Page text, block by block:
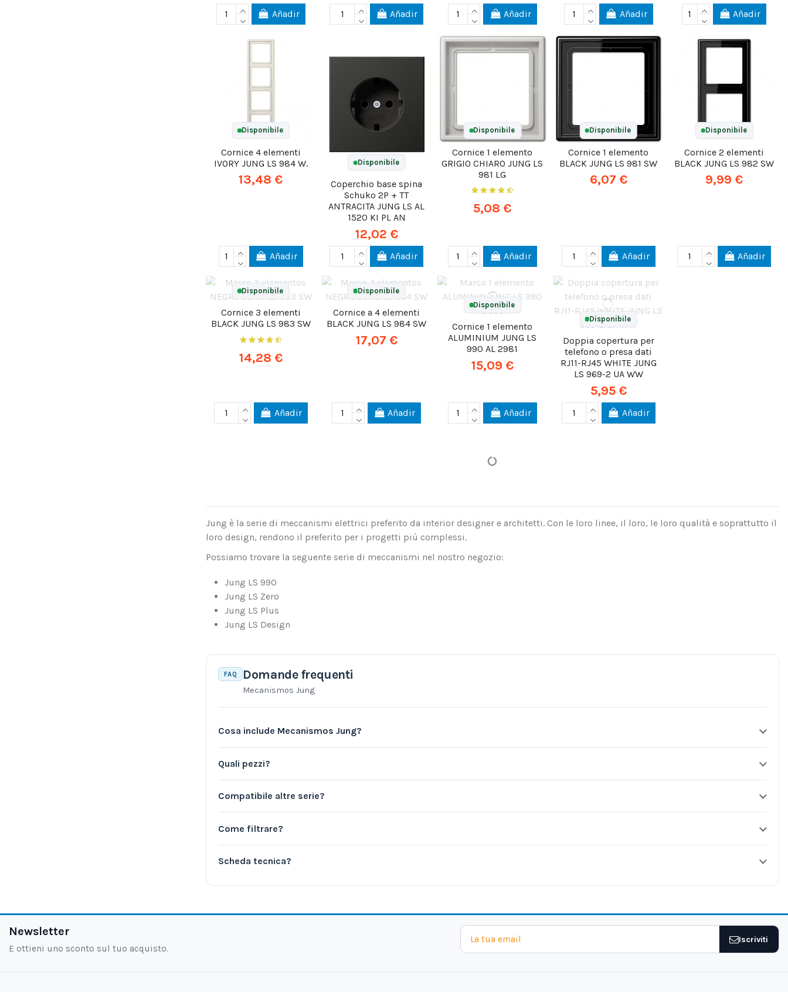
Añadir Añadir Añadir Añadir Añadir
Disponibile
Cornice 4 elementi
IVORY JUNG LS 984 W.
13,48 €
Añadir
Disponibile
Coperchio base spina
Schuko 2P + TT
ANTRACITA JUNG LS AL
1520 KI PL AN
12,02 €
Añadir
Disponibile
Cornice 1 elemento
GRIGIO CHIARO JUNG LS
981 LG
5,08 €
Añadir
Disponibile
Cornice 1 elemento
BLACK JUNG LS 981 SW
6,07 €
Añadir
Disponibile
Cornice 2 elementi
BLACK JUNG LS 982 SW
9,99 €
Añadir
Disponibile
Cornice 3 elementi
BLACK JUNG LS 983 SW
14,28 €
Añadir
Disponibile
Cornice a 4 elementi
BLACK JUNG LS 984 SW
17,07 €
Añadir
Disponibile
Cornice 1 elemento
ALUMINIUM JUNG LS
990 AL 2981
15,09 €
Añadir
Disponibile
Doppia copertura per
telefono o presa dati
RJ11-RJ45 WHITE JUNG
LS 969-2 UA WW
5,95 €
Añadir
Jung è la serie di meccanismi elettrici preferito da interior designer e architetti. Con le loro linee, il loro, le loro qualità e soprattutto il
loro design, rendono il preferito per i progetti più complessi.
Possiamo trovare la seguente serie di meccanismi nel nostro negozio:
Jung LS 990
Jung LS Zero
Jung LS Plus
Jung LS Design
FAQ Domande frequenti
Mecanismos Jung
Cosa include Mecanismos Jung?
Quali pezzi?
Compatibile altre serie?
Come filtrare?
Scheda tecnica?
Newsletter
E ottieni uno sconto sul tuo acquisto.
Iscriviti